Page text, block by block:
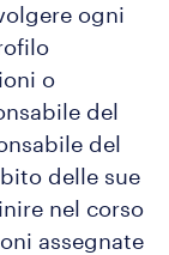
ogni
o
del
del
delle sue
nel corso
assegnate